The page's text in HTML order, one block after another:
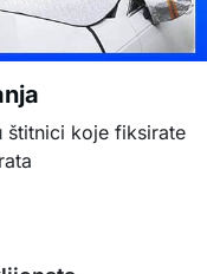
štitnici koje fiksirate